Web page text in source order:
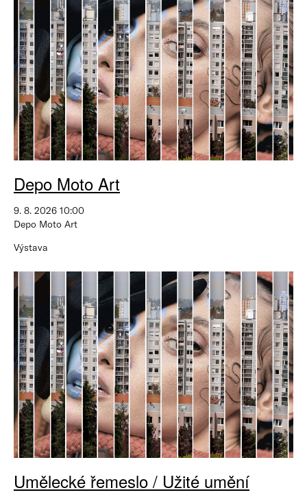
Depo Moto Art
9. 8. 2026 10:00
Depo Moto Art
Výstava
Umělecké řemeslo / Užité umění